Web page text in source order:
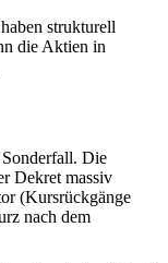
strukturell
die Aktien in
Die
Dekret massiv
(Kursrückgänge
nach dem